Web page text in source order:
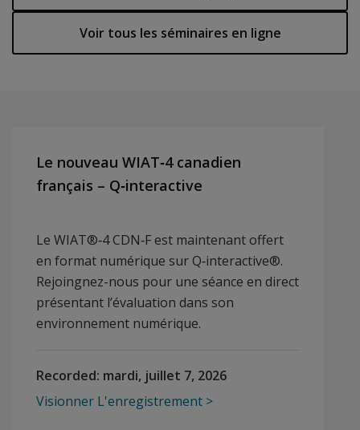
Voir tous les séminaires en ligne
Le nouveau WIAT‑4 canadien
français – Q‑interactive
Le WIAT®‑4 CDN‑F est maintenant offert
en format numérique sur Q‑interactive®.
Rejoingnez-nous pour une séance en direct
présentant l’évaluation dans son
environnement numérique.
Recorded: mardi, juillet 7, 2026
Visionner L'enregistrement